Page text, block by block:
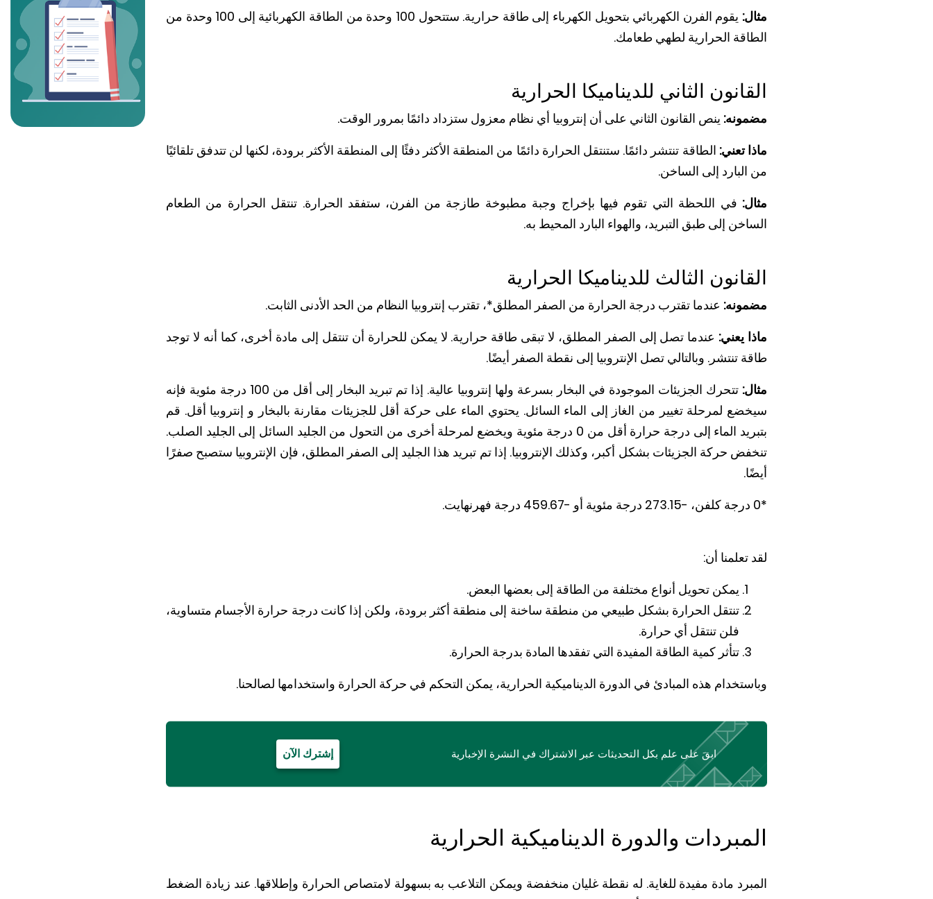
مثال:
يقوم الفرن الكهربائي بتحويل الكهرباء إلى طاقة حرارية. ستتحول 100 وحدة من الطاقة الكهربائية إلى 100 وحدة من
الطاقة الحرارية لطهي طعامك.
القانون الثاني للديناميكا الحرارية
مضمونه: ينص القانون الثاني على أن إنتروبيا أي نظام معزول ستزداد دائمًا بمرور الوقت.
ماذا تعني: الطاقة تنتشر دائمًا. ستنتقل الحرارة دائمًا من المنطقة الأكثر دفئًا إلى المنطقة الأكثر برودة، لكنها لن تتدفق تلقائيًا
من البارد إلى الساخن.
مثال: في اللحظة التي تقوم فيها بإخراج وجبة مطبوخة طازجة من الفرن، ستفقد الحرارة. تنتقل الحرارة من الطعام
الساخن إلى طبق التبريد، والهواء البارد المحيط به.
القانون الثالث للديناميكا الحرارية
مضمونه: عندما تقترب درجة الحرارة من الصفر المطلق*، تقترب إنتروبيا النظام من الحد الأدنى الثابت.
ماذا يعني: عندما تصل إلى الصفر المطلق، لا تبقى طاقة حرارية. لا يمكن للحرارة أن تنتقل إلى مادة أخرى، كما أنه لا توجد
طاقة تنتشر. وبالتالي تصل الإنتروبيا إلى نقطة الصفر أيضًا.
مثال:
تتحرك الجزيئات الموجودة في البخار بسرعة ولها إنتروبيا عالية. إذا تم تبريد البخار إلى أقل من 100 درجة مئوية فإنه
سيخضع لمرحلة تغيير من الغاز إلى الماء السائل. يحتوي الماء على حركة أقل للجزيئات مقارنة بالبخار و إنتروبيا أقل. قم
بتبريد الماء إلى درجة حرارة أقل من 0 درجة مئوية ويخضع لمرحلة أخرى من التحول من الجليد السائل إلى الجليد الصلب.
تنخفض حركة الجزيئات بشكل أكبر، وكذلك الإنتروبيا. إذا تم تبريد هذا الجليد إلى الصفر المطلق، فإن الإنتروبيا ستصبح صفرًا
أيضًا.
*0 درجة كلفن، -273.15 درجة مئوية أو -459.67 درجة فهرنهايت.
لقد تعلمنا أن:
يمكن تحويل أنواع مختلفة من الطاقة إلى بعضها البعض.
تنتقل الحرارة بشكل طبيعي من منطقة ساخنة إلى منطقة أكثر برودة، ولكن إذا كانت درجة حرارة الأجسام متساوية،
فلن تنتقل أي حرارة.
تتأثر كمية الطاقة المفيدة التي تفقدها المادة بدرجة الحرارة.
وباستخدام هذه المبادئ في الدورة الديناميكية الحرارية، يمكن التحكم في حركة الحرارة واستخدامها لصالحنا.
ابقَ على علم بكل التحديثات عبر الاشتراك في النشرة الإخبارية إشترك الآن
المبردات والدورة الديناميكية الحرارية
المبرد مادة مفيدة للغاية. له نقطة غليان منخفضة ويمكن التلاعب به بسهولة لامتصاص الحرارة وإطلاقها. عند زيادة الضغط